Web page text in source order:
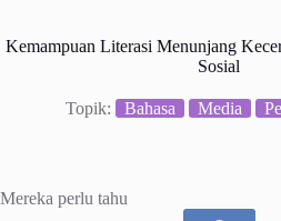
Kemampuan Literasi Menunjang
Sosial
Topik: Bahasa Media
Mereka perlu tahu